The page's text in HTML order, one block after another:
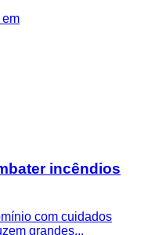
incêndios
com cuidados
grandes...